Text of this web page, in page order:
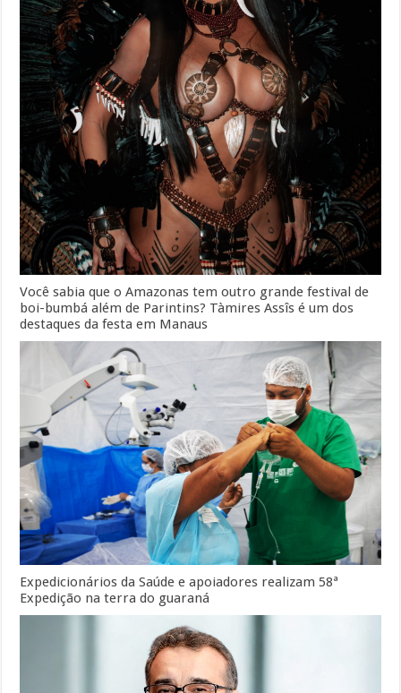
Você sabia que o Amazonas tem outro grande festival de
boi-bumbá além de Parintins? Tàmires Assîs é um dos
destaques da festa em Manaus
Expedicionários da Saúde e apoiadores realizam 58ª
Expedição na terra do guaraná